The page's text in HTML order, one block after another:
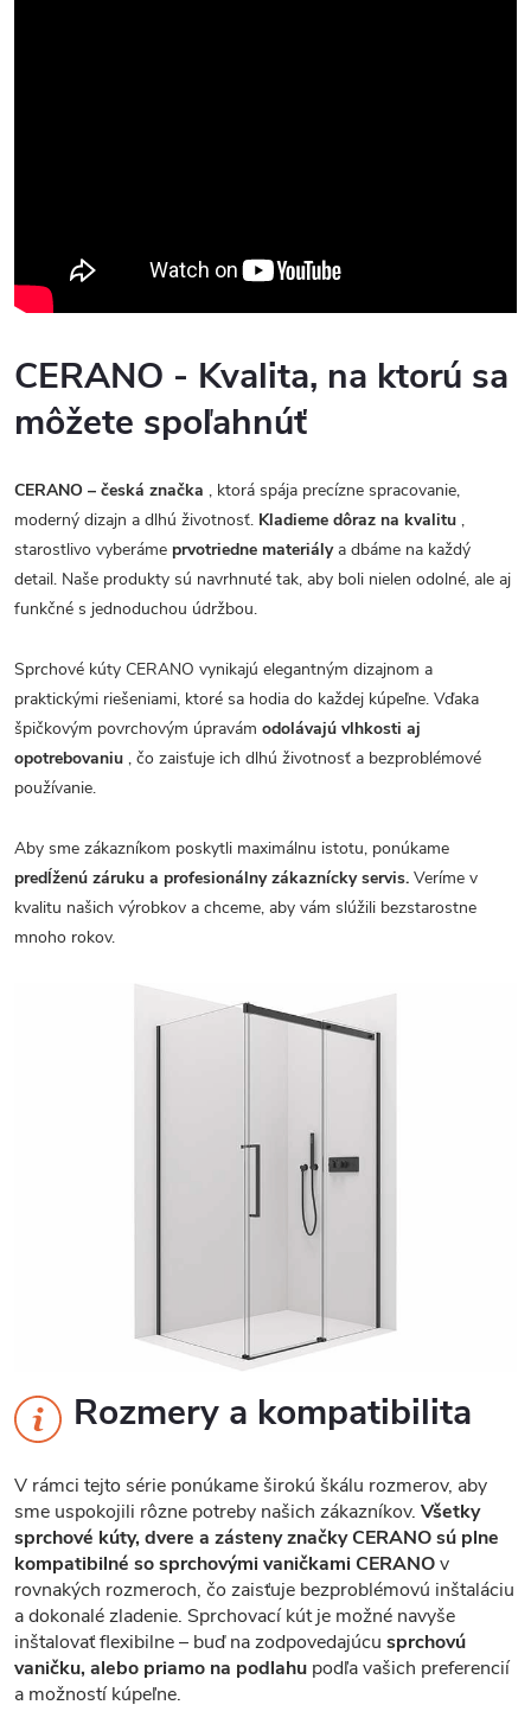
CERANO - Kvalita, na ktorú sa
môžete spoľahnúť
CERANO – česká značka , ktorá spája precízne spracovanie,
moderný dizajn a dlhú životnosť. Kladieme dôraz na kvalitu ,
starostlivo vyberáme prvotriedne materiálya dbáme na každý
detail. Naše produkty sú navrhnuté tak, aby boli nielen odolné, ale aj
funkčné s jednoduchou údržbou.
Sprchové kúty CERANO vynikajú elegantným dizajnom a
praktickými riešeniami, ktoré sa hodia do každej kúpeľne. Vďaka
špičkovým povrchovým úpravám odolávajú vlhkosti aj
opotrebovaniu , čo zaisťuje ich dlhú životnosť a bezproblémové
používanie.
Aby sme zákazníkom poskytli maximálnu istotu, ponúkame
predĺženú záruku a profesionálny zákaznícky servis. Veríme v
kvalitu našich výrobkov a chceme, aby vám slúžili bezstarostne
mnoho rokov.
Rozmery a kompatibilita
V rámci tejto série ponúkame širokú škálu rozmerov, aby
sme uspokojili rôzne potreby našich zákazníkov. Všetky
sprchové kúty, dvere a zásteny značky CERANO sú plne
kompatibilné so sprchovými vaničkami CERANOv
rovnakých rozmeroch, čo zaisťuje bezproblémovú inštaláciu
a dokonalé zladenie. Sprchovací kút je možné navyše
inštalovať flexibilne – buď na zodpovedajúcu sprchovú
vaničku, alebo priamo na podlahu podľa vašich preferencií
a možností kúpeľne.